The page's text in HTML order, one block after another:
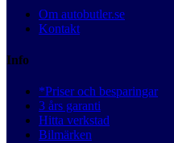
Om autobutler.se
Kontakt
Info
*Priser och besparingar
3 års garanti
Hitta verkstad
Bilmärken